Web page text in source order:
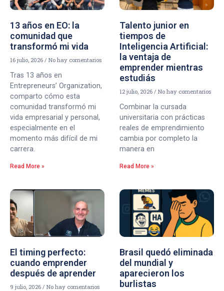
13 años en EO: la
comunidad que
transformó mi vida
16 julio, 2026 No hay comentarios
Tras 13 años en
Entrepreneurs’ Organization,
comparto cómo esta
comunidad transformó mi
vida empresarial y personal,
especialmente en el
momento más difícil de mi
carrera.
Read More »
Talento junior en
tiempos de
Inteligencia Artificial:
la ventaja de
emprender mientras
estudiás
12 julio, 2026 No hay comentarios
Combinar la cursada
universitaria con prácticas
reales de emprendimiento
cambia por completo la
manera en
Read More »
El timing perfecto:
cuando emprender
después de aprender
9 julio, 2026 No hay comentarios
Brasil quedó eliminada
del mundial y
aparecieron los
burlistas